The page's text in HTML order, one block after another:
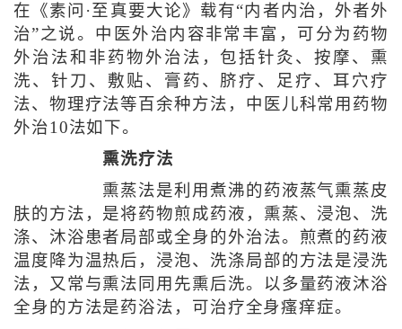
在《素问·至真要大论》载有“内者内治，外者外
治”之说。中医外治内容非常丰富，可分为药物
外治法和非药物外治法，包括针灸、按摩、熏
洗、针刀、敷贴、膏药、脐疗、足疗、耳穴疗
法、物理疗法等百余种方法，中医儿科常用药物
外治10法如下。
熏洗疗法
熏蒸法是利用煮沸的药液蒸气熏蒸皮
肤的方法，是将药物煎成药液，熏蒸、浸泡、洗
涤、沐浴患者局部或全身的外治法。煎煮的药液
温度降为温热后，浸泡、洗涤局部的方法是浸洗
法，又常与熏法同用先熏后洗。以多量药液沐浴
全身的方法是药浴法，可治疗全身瘙痒症。